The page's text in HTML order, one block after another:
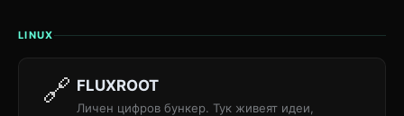
LINUX
🔗 FLUXROOT
Личен цифров бункер. Тук живеят идеи,